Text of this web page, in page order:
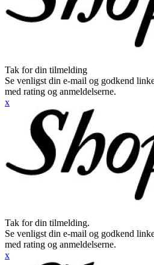
Tak for din tilmelding
Se venligst din e-mail og godkend
med rating og anmeldelserne.
x
Tak for din tilmelding.
Se venligst din e-mail og godkend
med rating og anmeldelserne.
x